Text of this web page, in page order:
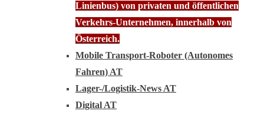
Linienbus) von privaten und öffentlichen
Verkehrs-Unternehmen, innerhalb von
Österreich.
Mobile Transport-Roboter (Autonomes
Fahren) AT
Lager-/Logistik-News AT
Digital AT